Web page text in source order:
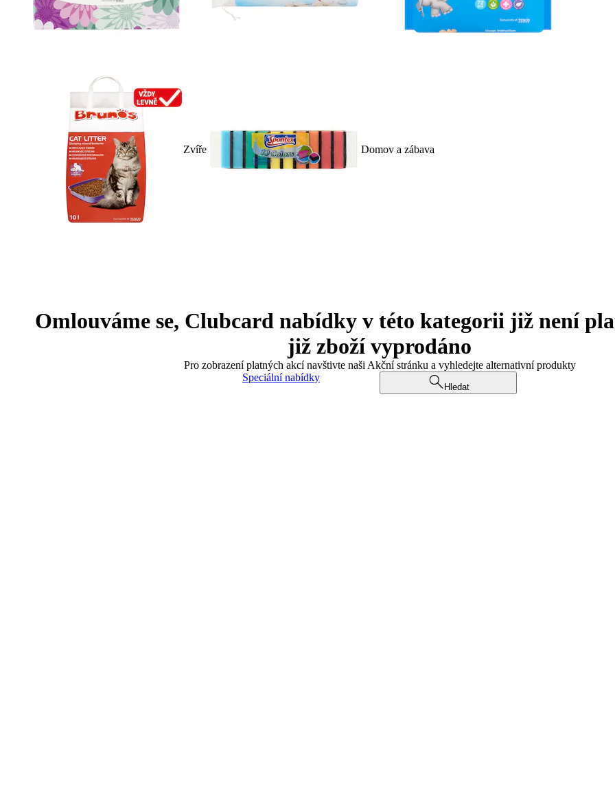
Zvíře Domov a zábava
Omlouváme se, Clubcard nabídky v této kategorii již není
již zboží vyprodáno
Pro zobrazení platných akcí navštivte naši Akční stránku a vyhledejte alternativní produkty
Speciální nabídky
Hledat